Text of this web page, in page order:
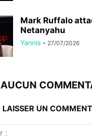
Mark Ruffalo
Netanyahu
Yannis - 27/07/2026
AUCUN
LAISSER UN